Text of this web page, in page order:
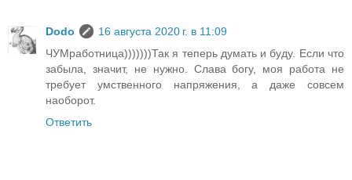
Dodo
16 августа 2020 г. в 11:09
ЧУМработница)))))))Так я теперь думать и буду. Если что
забыла, значит, не нужно. Слава богу, моя работа не
требует умственного напряжения, а даже совсем
наоборот.
Ответить